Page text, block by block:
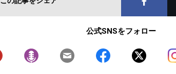
公式SNSをフォロー